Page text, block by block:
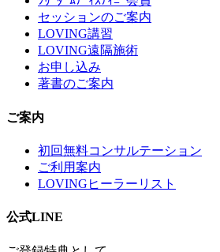
セッションのご案内
LOVING講習
LOVING遠隔施術
お申し込み
著書のご案内
ご案内
初回無料コンサルテーション
ご利用案内
LOVINGヒーラーリスト
公式LINE